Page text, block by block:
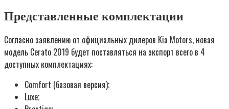
Представленные комплектации
Согласно заявлению от официальных дилеров Kia Motors, новая
модель Cerato 2019 будет поставляться на экспорт всего в 4
доступных комплектациях:
Comfort (базовая версия);
Luxe;